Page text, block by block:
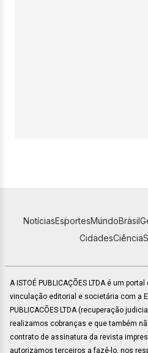
NotíciasEsportesMundoBrasil
CidadesCiência
A ISTOÉ PUBLICAÇÕES LTDA é um
vinculação editorial e societária com a
PUBLICACÕES LTDA (recuperação
realizamos cobranças e que também
contrato de assinatura da revista
autorizamos terceiros a fazê-lo, nos